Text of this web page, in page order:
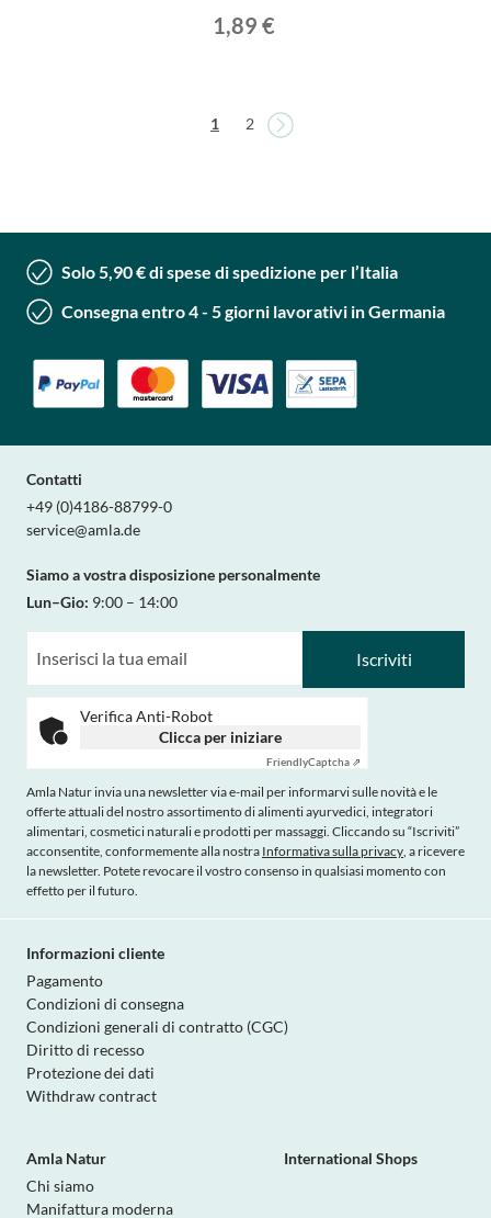
1,89 €
Attualmente stai leggendo la pagina
1 Pagina
2
Solo 5,90 € di spese di spedizione per l’Italia
Consegna entro 4 - 5 giorni lavorativi in Germania
Contatti
+49 (0)4186-88799-0
service@amla.de
Siamo a vostra disposizione personalmente
Lun–Gio: 9:00 – 14:00
Iscriviti
Verifica Anti-Robot
Clicca per iniziare
FriendlyCaptcha ⇗
Amla Natur invia una newsletter via e-mail per informarvi sulle novità e le
offerte attuali del nostro assortimento di alimenti ayurvedici, integratori
alimentari, cosmetici naturali e prodotti per massaggi. Cliccando su “Iscriviti”
acconsentite, conformemente alla nostra Informativa sulla privacy, a ricevere
la newsletter. Potete revocare il vostro consenso in qualsiasi momento con
effetto per il futuro.
Informazioni cliente
Pagamento
Condizioni di consegna
Condizioni generali di contratto (CGC)
Diritto di recesso
Protezione dei dati
Withdraw contract
Amla Natur
Chi siamo
Manifattura moderna
International Shops